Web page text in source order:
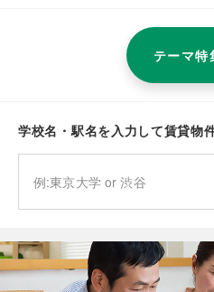
テーマ特
学校名・駅名を入力して賃貸物